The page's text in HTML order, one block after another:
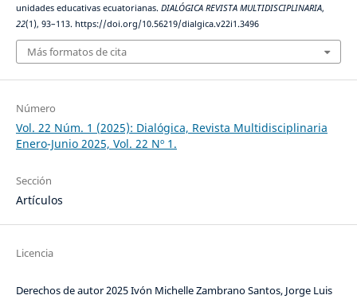
unidades educativas ecuatorianas. DIALÓGICA REVISTA MULTIDISCIPLINARIA,
22(1), 93–113. https://doi.org/10.56219/dialgica.v22i1.3496
Más formatos de cita
Número
Vol. 22 Núm. 1 (2025): Dialógica, Revista Multidisciplinaria
Enero-Junio 2025, Vol. 22 Nº 1.
Sección
Artículos
Licencia
Derechos de autor 2025 Ivón Michelle Zambrano Santos, Jorge Luis